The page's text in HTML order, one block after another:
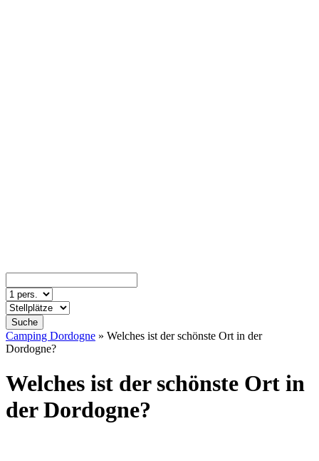
Suche
Camping Dordogne » Welches ist der schönste Ort in der
Dordogne?
Welches ist der schönste Ort in
der Dordogne?